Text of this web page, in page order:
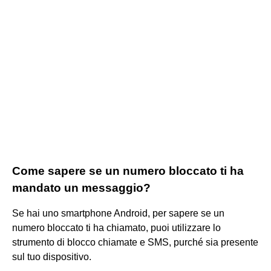
Come sapere se un numero bloccato ti ha
mandato un messaggio?
Se hai uno smartphone Android, per sapere se un
numero bloccato ti ha chiamato, puoi utilizzare lo
strumento di blocco chiamate e SMS, purché sia ​​presente
sul tuo dispositivo.